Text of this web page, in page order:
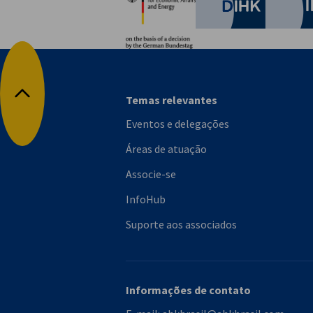
Voltar para o topo
Temas relevantes
Eventos e delegações
Áreas de atuação
Associe-se
InfoHub
Suporte aos associados
Informações de contato